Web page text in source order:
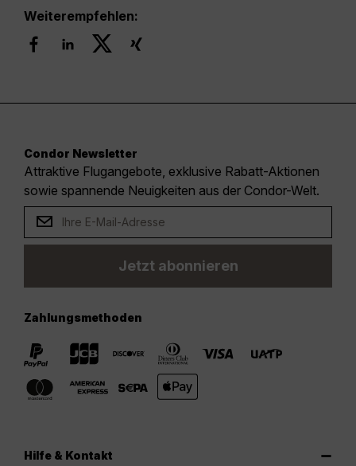
Weiterempfehlen:
Condor Newsletter
Attraktive Flugangebote, exklusive Rabatt-Aktionen
sowie spannende Neuigkeiten aus der Condor-Welt.
Jetzt abonnieren
Zahlungsmethoden
Hilfe & Kontakt